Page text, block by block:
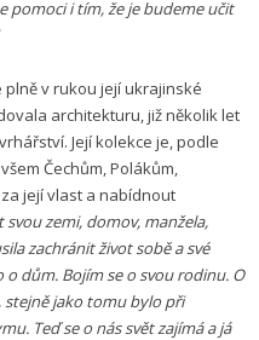
pomoci i tím, že je budeme učit
plně v rukou její ukrajinské
architekturu, již několik let
Její kolekce je, podle
Čechům, Polákům,
její vlast a nabídnout
svou zemi, domov, manžela,
zachránit život sobě a své
dům. Bojím se o svou rodinu. O
stejně jako tomu bylo při
Teď se o nás svět zajímá a já